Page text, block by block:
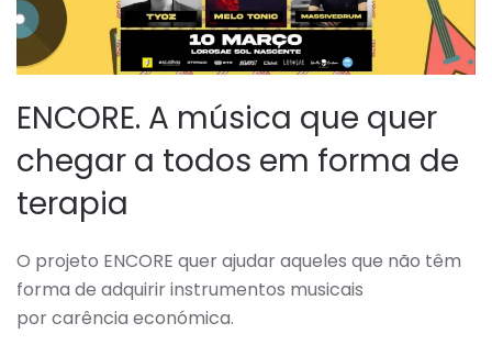
ENCORE. A música que quer
chegar a todos em forma de
terapia
O projeto ENCORE quer ajudar aqueles que não têm
forma de adquirir instrumentos musicais
por carência económica.